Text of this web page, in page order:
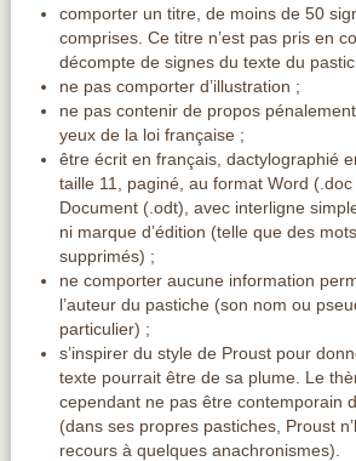
comporter un titre, de moins de 50
comprises. Ce titre n’est pas pris en
décompte de signes du texte du
ne pas comporter d’illustration ;
ne pas contenir de propos
yeux de la loi française ;
être écrit en français, dactylographié
taille 11, paginé, au format Word
Document (.odt), avec interligne
ni marque d’édition (telle que des
supprimés) ;
ne comporter aucune information
l’auteur du pastiche (son nom ou
particulier) ;
s’inspirer du style de Proust pour
texte pourrait être de sa plume. Le
cependant ne pas être contemporain
(dans ses propres pastiches, Proust
recours à quelques anachronismes).